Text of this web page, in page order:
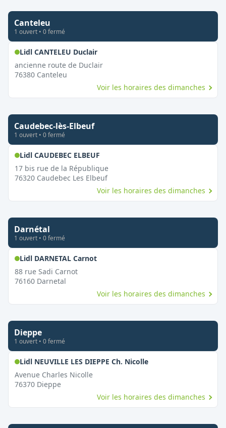
Canteleu
1 ouvert • 0fermé
Lidl CANTELEU Duclair,
ancienne route de Duclair
76380 Canteleu
Voir les horaires des dimanches
Caudebec-lès-Elbeuf
1 ouvert • 0fermé
Lidl CAUDEBEC ELBEUF,
17 bis rue de la République
76320 Caudebec Les Elbeuf
Voir les horaires des dimanches
Darnétal
1 ouvert • 0fermé
Lidl DARNETAL Carnot,
88 rue Sadi Carnot
76160 Darnetal
Voir les horaires des dimanches
Dieppe
1 ouvert • 0fermé
Lidl NEUVILLE LES DIEPPE Ch. Nicolle,
Avenue Charles Nicolle
76370 Dieppe
Voir les horaires des dimanches